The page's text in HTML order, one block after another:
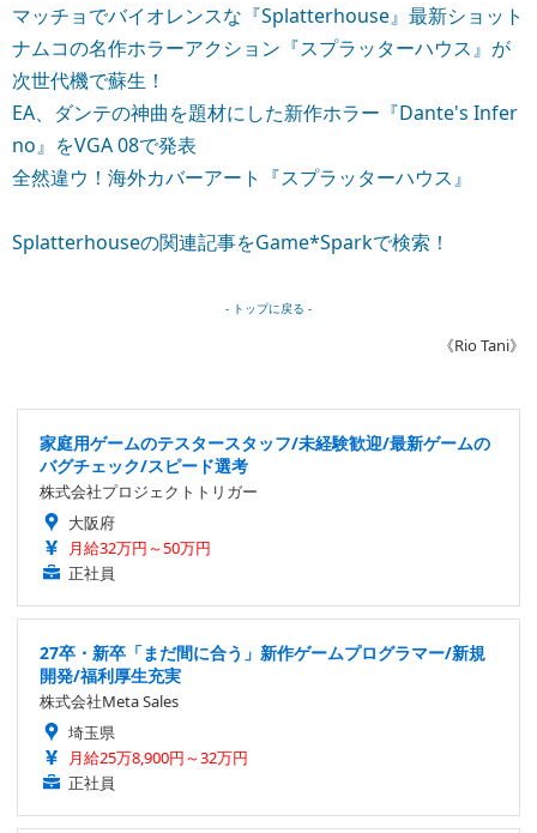
マッチョでバイオレンスな『Splatterhouse』最新ショット
ナムコの名作ホラーアクション『スプラッターハウス』が
次世代機で蘇生！
EA、ダンテの神曲を題材にした新作ホラー『Dante's Infer
no』をVGA 08で発表
全然違ウ！海外カバーアート『スプラッターハウス』
Splatterhouseの関連記事をGame*Sparkで検索！
- トップに戻る -
《Rio Tani》
家庭用ゲームのテスタースタッフ/未経験歓迎/最新ゲームの
バグチェック/スピード選考
株式会社プロジェクトトリガー
大阪府
月給32万円～50万円
正社員
27卒・新卒「まだ間に合う」新作ゲームプログラマー/新規
開発/福利厚生充実
株式会社Meta Sales
埼玉県
月給25万8,900円～32万円
正社員